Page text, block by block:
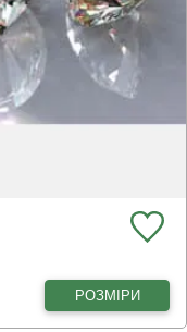
РОЗМІРИ